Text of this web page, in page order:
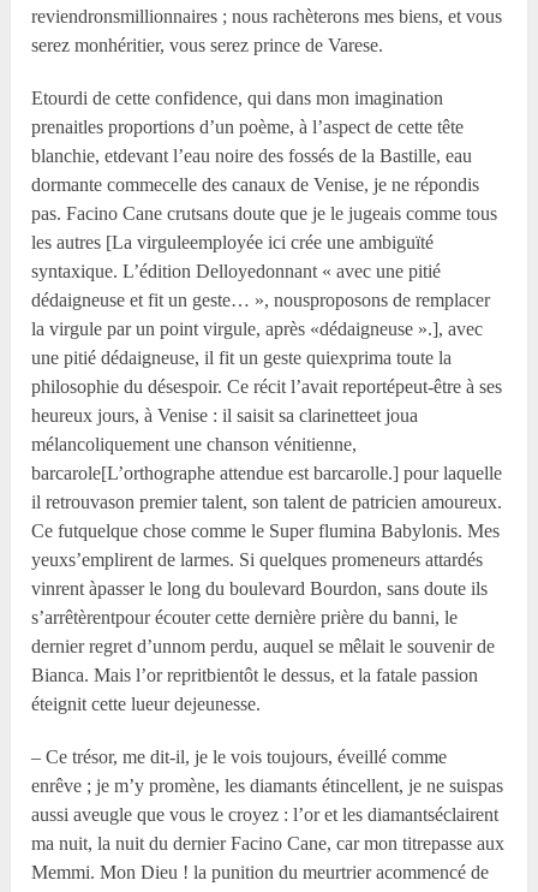
reviendronsmillionnaires ; nous rachèterons mes biens, et vous
serez monhéritier, vous serez prince de Varese.
Etourdi de cette confidence, qui dans mon imagination
prenaitles proportions d’un poème, à l’aspect de cette tête
blanchie, etdevant l’eau noire des fossés de la Bastille, eau
dormante commecelle des canaux de Venise, je ne répondis
pas. Facino Cane crutsans doute que je le jugeais comme tous
les autres [La virguleemployée ici crée une ambiguïté
syntaxique. L’édition Delloyedonnant « avec une pitié
dédaigneuse et fit un geste… », nousproposons de remplacer
la virgule par un point virgule, après «dédaigneuse ».], avec
une pitié dédaigneuse, il fit un geste quiexprima toute la
philosophie du désespoir. Ce récit l’avait reportépeut-être à ses
heureux jours, à Venise : il saisit sa clarinetteet joua
mélancoliquement une chanson vénitienne,
barcarole[L’orthographe attendue est barcarolle.] pour laquelle
il retrouvason premier talent, son talent de patricien amoureux.
Ce futquelque chose comme le Super flumina Babylonis. Mes
yeuxs’emplirent de larmes. Si quelques promeneurs attardés
vinrent àpasser le long du boulevard Bourdon, sans doute ils
s’arrêtèrentpour écouter cette dernière prière du banni, le
dernier regret d’unnom perdu, auquel se mêlait le souvenir de
Bianca. Mais l’or repritbientôt le dessus, et la fatale passion
éteignit cette lueur dejeunesse.
– Ce trésor, me dit-il, je le vois toujours, éveillé comme
enrêve ; je m’y promène, les diamants étincellent, je ne suispas
aussi aveugle que vous le croyez : l’or et les diamantséclairent
ma nuit, la nuit du dernier Facino Cane, car mon titrepasse aux
Memmi. Mon Dieu ! la punition du meurtrier acommencé de